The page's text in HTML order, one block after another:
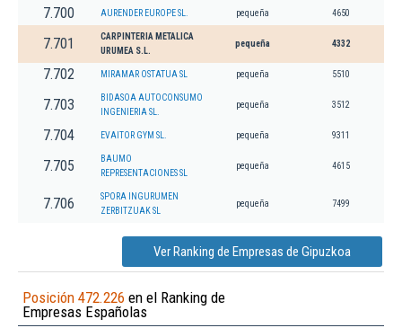
7.700 AURENDER EUROPE SL. pequeña 4650
7.701
CARPINTERIA METALICA
URUMEA S.L.
pequeña 4332
7.702 MIRAMAR OSTATUA SL pequeña 5510
7.703
BIDASOA AUTOCONSUMO
INGENIERIA SL.
pequeña 3512
7.704 EVAITOR GYM SL. pequeña 9311
7.705
BAUMO
REPRESENTACIONES SL
pequeña 4615
7.706
SPORA INGURUMEN
ZERBITZUAK SL
pequeña 7499
Ver Ranking de Empresas de Gipuzkoa
Posición 472.226 en el Ranking de
Empresas Españolas